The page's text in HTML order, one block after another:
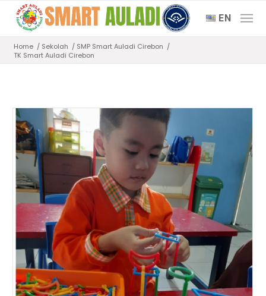
EN
Home / Sekolah / SMP Smart Auladi Cirebon /
TK Smart Auladi Cirebon